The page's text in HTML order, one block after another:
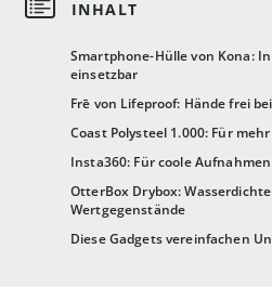
Smartphone-Hülle von Kona:
einsetzbar
Frē von Lifeproof: Hände frei
Coast Polysteel 1.000: Für
Insta360: Für coole
OtterBox Drybox:
Wertgegenstände
Diese Gadgets vereinfachen